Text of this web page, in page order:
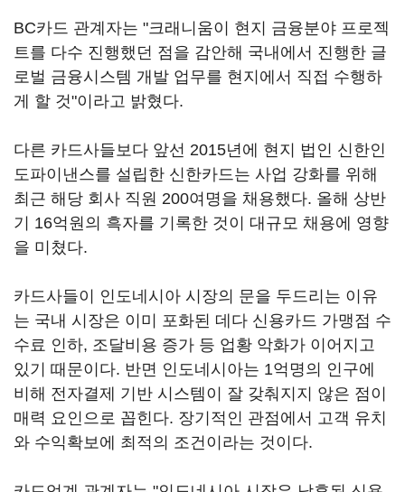
BC카드 관계자는 "크래니움이 현지 금융분야 프로젝
트를 다수 진행했던 점을 감안해 국내에서 진행한 글
로벌 금융시스템 개발 업무를 현지에서 직접 수행하
게 할 것"이라고 밝혔다.
다른 카드사들보다 앞선 2015년에 현지 법인 신한인
도파이낸스를 설립한 신한카드는 사업 강화를 위해
최근 해당 회사 직원 200여명을 채용했다. 올해 상반
기 16억원의 흑자를 기록한 것이 대규모 채용에 영향
을 미쳤다.
카드사들이 인도네시아 시장의 문을 두드리는 이유
는 국내 시장은 이미 포화된 데다 신용카드 가맹점 수
수료 인하, 조달비용 증가 등 업황 악화가 이어지고
있기 때문이다. 반면 인도네시아는 1억명의 인구에
비해 전자결제 기반 시스템이 잘 갖춰지지 않은 점이
매력 요인으로 꼽힌다. 장기적인 관점에서 고객 유치
와 수익확보에 최적의 조건이라는 것이다.